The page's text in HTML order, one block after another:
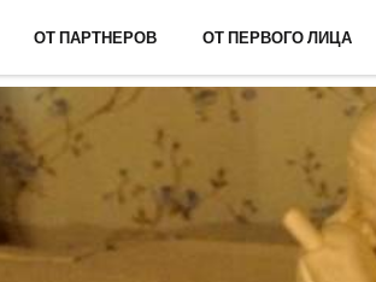
ОТ ПАРТНЕРОВ ОТ ПЕРВОГО ЛИЦА